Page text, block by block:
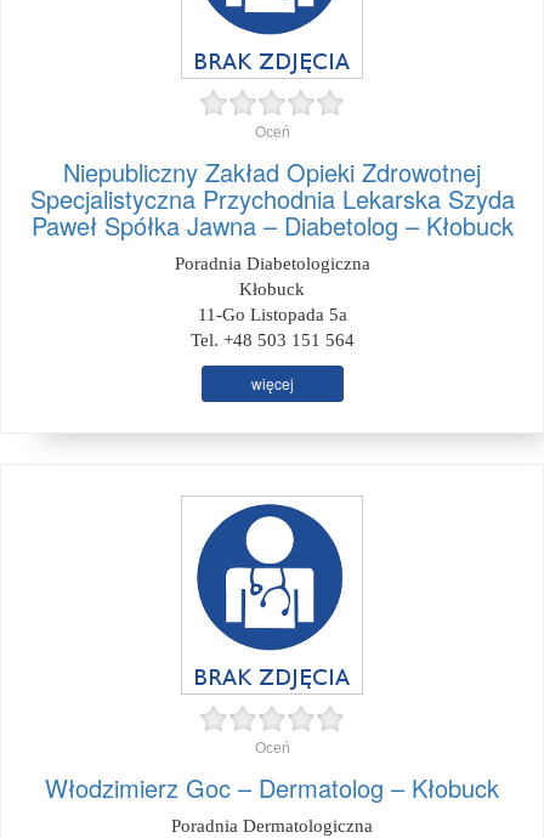
Oceń
Niepubliczny Zakład Opieki Zdrowotnej
Specjalistyczna Przychodnia Lekarska Szyda
Paweł Spółka Jawna – Diabetolog – Kłobuck
Poradnia Diabetologiczna
Kłobuck
11-Go Listopada 5a
Tel. +48 503 151 564
więcej
Oceń
Włodzimierz Goc – Dermatolog – Kłobuck
Poradnia Dermatologiczna